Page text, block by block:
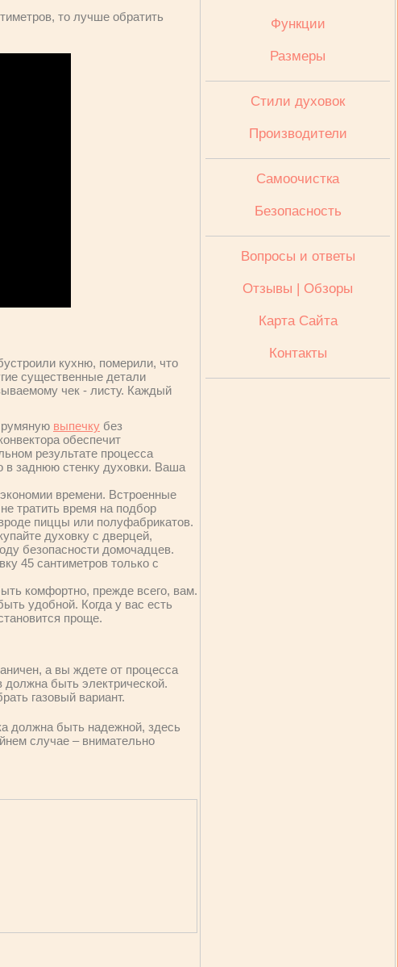
то лучше обратить
кухню, померили, что
существенные детали
чек - листу. Каждый
румяную выпечку без
обеспечит
результате процесса
в заднюю стенку духовки. Ваша
времени. Встроенные
тратить время на подбор
пиццы или полуфабрикатов.
духовку с дверцей,
безопасности домочадцев.
45 сантиметров только с
комфортно, прежде всего, вам.
удобной. Когда у вас есть
проще.
а вы ждете от процесса
должна быть электрической.
газовый вариант.
должна быть надежной, здесь
случае – внимательно
Функции
Размеры
Стили духовок
Производители
Cамоочистка
Безопасность
Вопросы и ответы
Отзывы | Обзоры
Карта Сайта
Контакты